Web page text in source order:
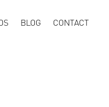
BLOG CONTACT